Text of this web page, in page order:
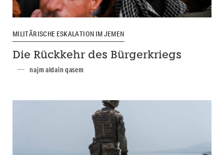
MILITÄRISCHE ESKALATION IM JEMEN
Die Rückkehr des Bürgerkriegs
najm aldain qasem